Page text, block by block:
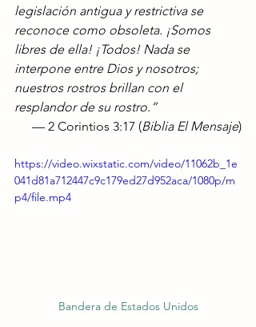
legislación antigua y restrictiva se
reconoce como obsoleta. ¡Somos
libres de ella! ¡Todos! Nada se
interpone entre Dios y nosotros;
nuestros rostros brillan con el
resplandor de su rostro.”
— 2 Corintios 3:17 (Biblia El Mensaje)
https://video.wixstatic.com/video/11062b_1e
041d81a712447c9c179ed27d952aca/1080p/m
p4/file.mp4
Bandera de Estados Unidos